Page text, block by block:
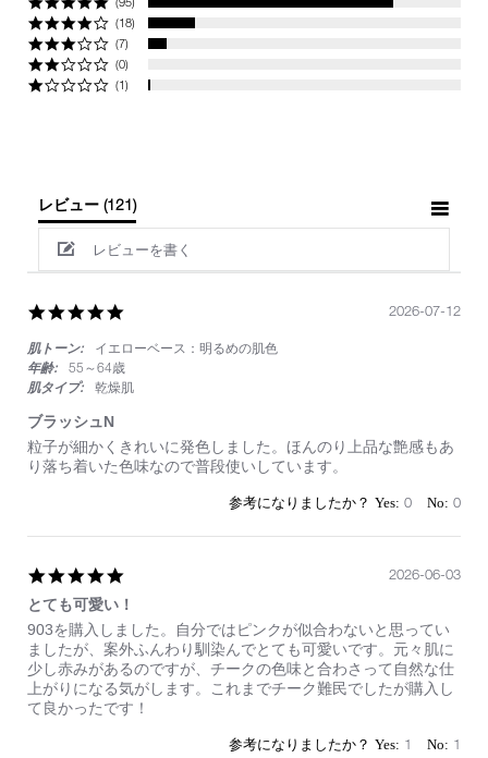
(18)
(7)
(0)
(1)
レビュー (121)
レビューを書く
rating
肌トーン:
イエローベース：明るめの肌色
年齢:
55～64歳
肌タイプ:
乾燥肌
ブラッシュN
Review
by
2026
review
stating
シ
N
粒子が細かくきれいに発色しました。ほんのり上品な艶感もあ
り落ち着いた色味なので普段使いしています。
2026-07-12
0 0
rating
とても可愛い！
Review
by
on
3
Jun
2026
review
stating
と
て
も
可
903を購入しました。自分ではピンクが似合わないと思ってい
ましたが、案外ふんわり馴染んでとても可愛いです。元々肌に
少し赤みがあるのですが、チークの色味と合わさって自然な仕
上がりになる気がします。これまでチーク難民でしたが購入し
て良かったです！
2026-06-03
1 1